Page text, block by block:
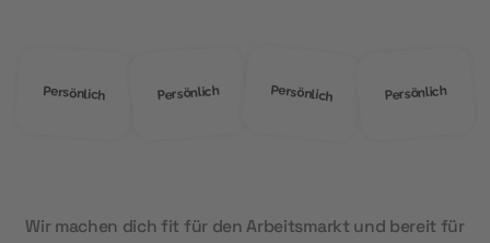
Persönlich Persönlich Persönlich Persönlich
Wir machen dich fit für den Arbeitsmarkt und bereit für